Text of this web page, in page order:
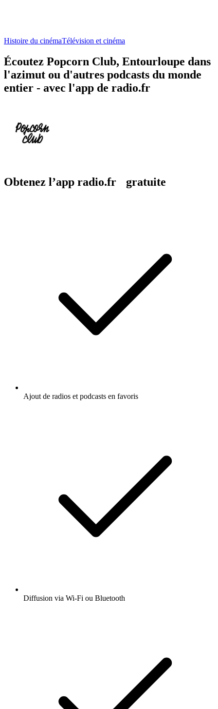
Histoire du cinémaTélévision et cinéma
Écoutez Popcorn Club, Entourloupe dans
l'azimut ou d'autres podcasts du monde
entier - avec l'app de radio.fr
Obtenez l’app radio.fr gratuite
Ajout de radios et podcasts en favoris
Diffusion via Wi-Fi ou Bluetooth